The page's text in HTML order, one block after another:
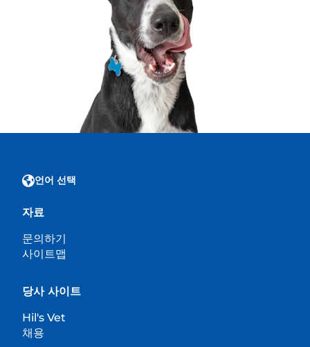
언어 선택
자료
문의하기
사이트맵
당사 사이트
Hil's Vet
채용